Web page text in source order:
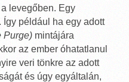
levegőben. Egy
például ha egy adott
Purge) mintájára
az ember óhatatlanul
veri tönkre az adott
és úgy egyáltalán,